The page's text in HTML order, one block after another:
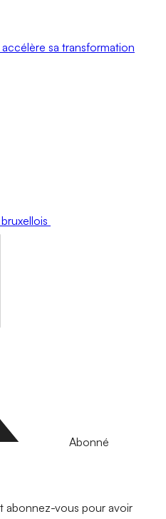
sa transformation
Abonné
abonnez-vous pour avoir